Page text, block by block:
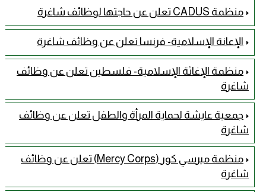
منظمة CADUS تعلن عن حاجتها لوظائف شاغرة
الإعانة الإسلامية- فرنسا تعلن عن وظائف شاغرة
منظمة الإغاثة الإسلامية- فلسطين تعلن عن وظائف
شاغرة
جمعية عايشة لحماية المرأة والطفل تعلن عن وظائف
شاغرة
منظمة ميرسي كور (Mercy Corps) تعلن عن وظائف
شاغرة